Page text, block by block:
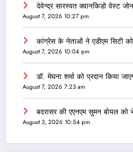
देवेन्द्र सारस्वत क्वानकिडो वेस्ट
August 7, 2026 10:27 pm
कांग्रेस के नेताओं ने एडीएम सिटी
August 7, 2026 10:04 pm
डॉ. मेघना शर्मा को प्रदान किया
August 7, 2026 7:23 am
बदरासर की एएनएम सुमन बोयल को
August 3, 2026 10:54 pm